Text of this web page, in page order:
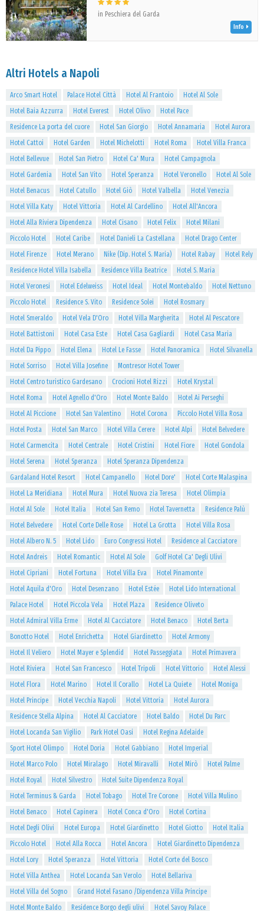
in Peschiera del Garda
Info
Altri Hotels a Napoli
Arco Smart Hotel Palace Hotel Città Hotel Al Frantoio
Hotel Al Sole
Hotel Baia Azzurra
Hotel Everest Hotel Olivo
Hotel Pace
Residence La porta del cuore
Hotel San Giorgio Hotel Annamaria
Hotel Aurora
Hotel Cattoi
Hotel Garden Hotel Michelotti Hotel Roma
Hotel Villa Franca
Hotel Bellevue
Hotel San Pietro Hotel Ca' Mura
Hotel Campagnola
Hotel Gardenia
Hotel San Vito Hotel Speranza Hotel Veronello
Hotel Al Sole
Hotel Benacus
Hotel Catullo Hotel Giò Hotel Valbella
Hotel Venezia
Hotel Villa Katy
Hotel Vittoria Hotel Al Cardellino
Hotel All'Ancora
Hotel Alla Riviera Dipendenza
Hotel Cisano Hotel Felix
Hotel Milani
Piccolo Hotel
Hotel Caribe Hotel Danieli La Castellana
Hotel Drago Center
Hotel Firenze
Hotel Merano Nike (Dip. Hotel S. Maria) Hotel Rabay
Hotel Rely
Residence Hotel Villa Isabella
Residence Villa Beatrice
Hotel S. Maria
Hotel Veronesi
Hotel Edelweiss Hotel Ideal Hotel Montebaldo
Hotel Nettuno
Piccolo Hotel
Residence S. Vito Residence Solei
Hotel Rosmary
Hotel Smeraldo
Hotel Vela D'Oro Hotel Villa Margherita
Hotel Al Pescatore
Hotel Battistoni
Hotel Casa Este Hotel Casa Gagliardi
Hotel Casa Maria
Hotel Da Pippo
Hotel Elena Hotel Le Fasse Hotel Panoramica
Hotel Silvanella
Hotel Sorriso
Hotel Villa Josefine
Montresor Hotel Tower
Hotel Centro turistico Gardesano
Crocioni Hotel Rizzi
Hotel Krystal
Hotel Roma
Hotel Agnello d'Oro Hotel Monte Baldo
Hotel Ai Perseghi
Hotel Al Piccione
Hotel San Valentino Hotel Corona
Piccolo Hotel Villa Rosa
Hotel Posta
Hotel San Marco Hotel Villa Cerere Hotel Alpi
Hotel Belvedere
Hotel Carmencita
Hotel Centrale Hotel Cristini Hotel Fiore
Hotel Gondola
Hotel Serena
Hotel Speranza
Hotel Speranza Dipendenza
Gardaland Hotel Resort
Hotel Campanello Hotel Dore'
Hotel Corte Malaspina
Hotel La Meridiana
Hotel Mura Hotel Nuova zia Teresa
Hotel Olimpia
Hotel Al Sole
Hotel Italia Hotel San Remo Hotel Tavernetta
Residence Palù
Hotel Belvedere
Hotel Corte Delle Rose Hotel La Grotta
Hotel Villa Rosa
Hotel Albero N. 5
Hotel Lido Euro Congressi Hotel
Residence al Cacciatore
Hotel Andreis
Hotel Romantic Hotel Al Sole
Golf Hotel Ca' Degli Ulivi
Hotel Cipriani
Hotel Fortuna Hotel Villa Eva
Hotel Pinamonte
Hotel Aquila d'Oro
Hotel Desenzano Hotel Estée
Hotel Lido International
Palace Hotel
Hotel Piccola Vela Hotel Plaza
Residence Oliveto
Hotel Admiral Villa Erme
Hotel Al Cacciatore Hotel Benaco
Hotel Berta
Bonotto Hotel
Hotel Enrichetta Hotel Giardinetto
Hotel Armony
Hotel Il Veliero
Hotel Mayer e Splendid Hotel Passeggiata
Hotel Primavera
Hotel Riviera
Hotel San Francesco Hotel Tripoli Hotel Vittorio
Hotel Alessi
Hotel Flora
Hotel Marino Hotel Il Corallo Hotel La Quiete
Hotel Moniga
Hotel Principe
Hotel Vecchia Napoli Hotel Vittoria
Hotel Aurora
Residence Stella Alpina
Hotel Al Cacciatore Hotel Baldo
Hotel Du Parc
Hotel Locanda San Vigilio
Park Hotel Oasi
Hotel Regina Adelaide
Sport Hotel Olimpo
Hotel Doria Hotel Gabbiano
Hotel Imperial
Hotel Marco Polo
Hotel Miralago Hotel Miravalli Hotel Mirò
Hotel Palme
Hotel Royal
Hotel Silvestro
Hotel Suite Dipendenza Royal
Hotel Terminus & Garda
Hotel Tobago Hotel Tre Corone
Hotel Villa Mulino
Hotel Benaco
Hotel Capinera Hotel Conca d'Oro
Hotel Cortina
Hotel Degli Olivi
Hotel Europa Hotel Giardinetto Hotel Giotto
Hotel Italia
Piccolo Hotel
Hotel Alla Rocca Hotel Ancora
Hotel Giardinetto Dipendenza
Hotel Lory
Hotel Speranza Hotel Vittoria
Hotel Corte del Bosco
Hotel Villa Anthea
Hotel Locanda San Verolo
Hotel Bellariva
Hotel Villa del Sogno
Grand Hotel Fasano /Dipendenza Villa Principe
Hotel Monte Baldo
Residence Borgo degli ulivi Hotel Savoy Palace